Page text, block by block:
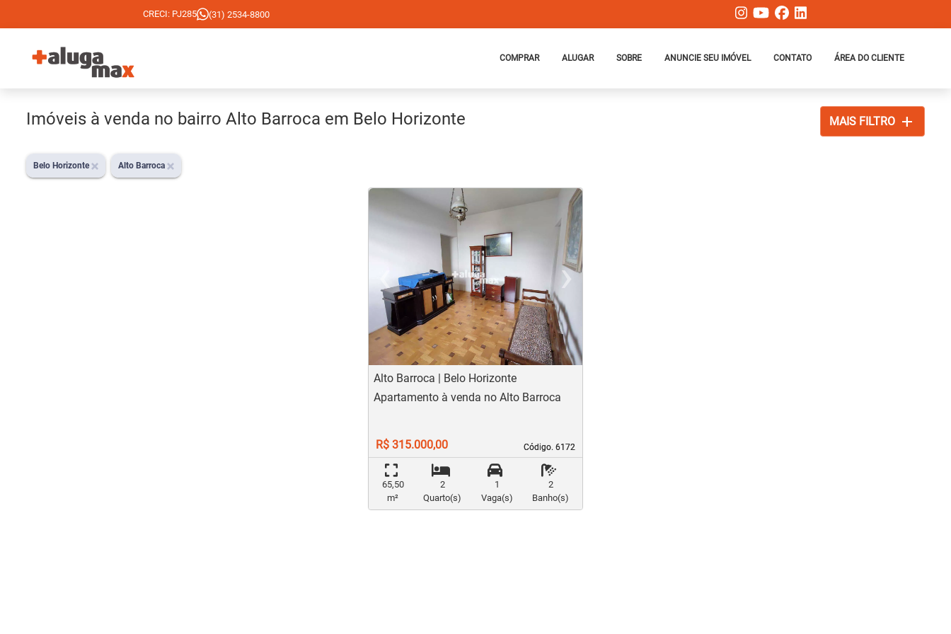
CRECI: PJ285 (31) 2534-8800
COMPRAR ALUGAR SOBRE ANUNCIE SEU IMÓVEL CONTATO ÁREA DO CLIENTE
Imóveis à venda no bairro Alto Barroca em Belo Horizonte MAIS FILTRO add
Belo Horizonte Alto Barroca
‹
Previous
›
Next
Alto Barroca | Belo Horizonte
Código. 6172
Código. 6172
Apartamento à venda no Alto Barroca
R$ 315.000,00
65,50
m²
2
Quarto(s)
1
Vaga(s)
2
Banho(s)